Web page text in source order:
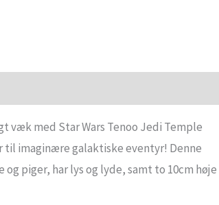
væk med Star Wars Tenoo Jedi Temple
til imaginære galaktiske eventyr! Denne
piger, har lys og lyde, samt to 10cm høje